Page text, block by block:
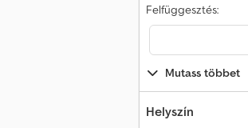
Felfüggesztés:
Mutass többet
Helyszín